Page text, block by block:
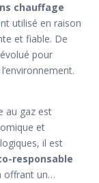
chauffage
utilisé en raison
et fiable. De
pour
au gaz est
et
il est
responsable
offrant un